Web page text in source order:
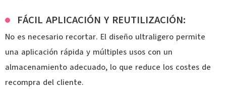
FÁCIL APLICACIÓN Y REUTILIZACIÓN:
No es necesario recortar. El diseño ultraligero permite
una aplicación rápida y múltiples usos con un
almacenamiento adecuado, lo que reduce los costes de
recompra del cliente.